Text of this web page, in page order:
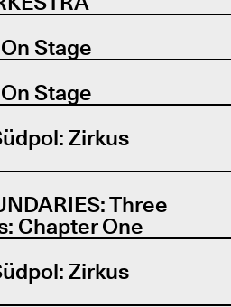
Stage
Stage
Zirkus
Three
Chapter One
Zirkus